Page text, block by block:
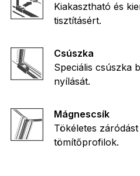
Kiakasztható és
tisztításért.
Csúszka
Speciális csúszka
nyílását.
Mágnescsík
Tökéletes
tömítőprofilok.